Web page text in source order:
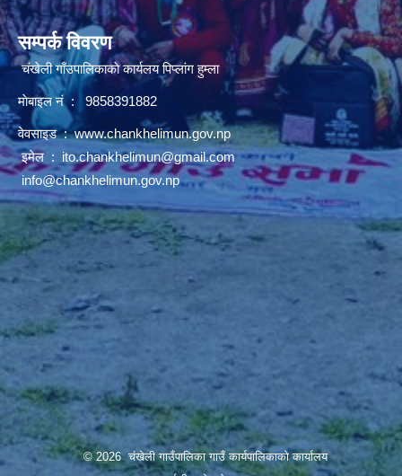
सम्पर्क विवरण
चंखेली गाँउपालिकाकाे कार्यलय पिप्लांग हुम्ला
माेबाइल नं : 9858391882
वेवसाइड :www.chankhelimun.gov.np
इमेल : ito.chankhelimun@gmail.com
info@chankhelimun.gov.np
© 2026 चंखेली गाउँपालिका गाउँ कार्यपालिकाको कार्यालय